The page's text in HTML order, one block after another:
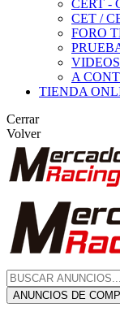
CERT -
CET /
FORO
A
TIENDA
Cerrar
Volver
ANUNCIOS DE